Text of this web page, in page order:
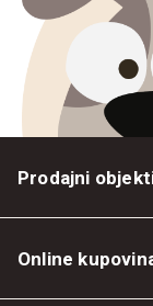
Prodajni
Online